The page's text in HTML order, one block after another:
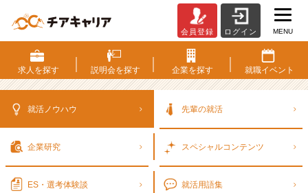
考
対
策・
ウ
会員登録 ログイン MENU
求人を探す 説明会を探す 企業を探す 就職イベント
就活ノウハウ 先輩の就活
企業研究 スペシャルコンテンツ
ES・選考体験談 就活用語集